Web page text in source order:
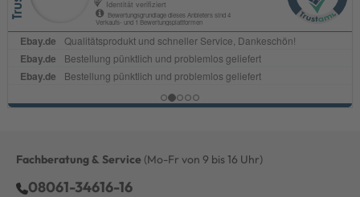
Fachberatung & Service (Mo-Fr von 9 bis 16 Uhr)
08061-34616-16